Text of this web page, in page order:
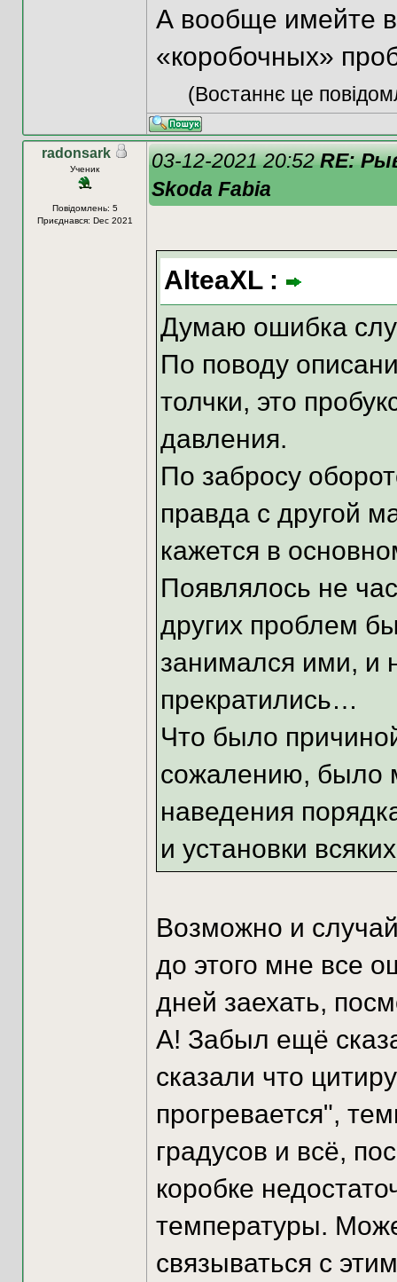
А вообще имейте
«коробочных»
(Востаннє це
radonsark
Ученик
Повідомлень: 5
Приєднався: Dec 2021
03-12-2021 20:52RE:
Skoda Fabia
AlteaXL :
Думаю ошибка
По поводу
толчки, это
давления.
По забросу
правда с другой
кажется в
Появлялось не
других проблем
занимался ими, и
прекратились…
Что было
сожалению, было
наведения
и установки
Возможно и
до этого мне все
дней заехать,
А! Забыл ещё
сказали что
прогревается",
градусов и всё,
коробке
температуры.
связываться с